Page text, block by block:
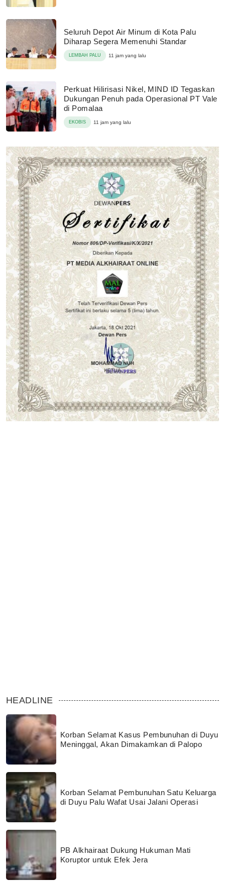
Seluruh Depot Air Minum di Kota Palu
Diharap Segera Memenuhi Standar
LEMBAH PALU 11 jam yang lalu
Perkuat Hilirisasi Nikel, MIND ID Tegaskan
Dukungan Penuh pada Operasional PT Vale
di Pomalaa
EKOBIS 11 jam yang lalu
HEADLINE
Korban Selamat Kasus Pembunuhan di Duyu
Meninggal, Akan Dimakamkan di Palopo
Korban Selamat Pembunuhan Satu Keluarga
di Duyu Palu Wafat Usai Jalani Operasi
PB Alkhairaat Dukung Hukuman Mati
Koruptor untuk Efek Jera